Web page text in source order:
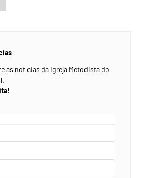
as notícias da Igreja Metodista do